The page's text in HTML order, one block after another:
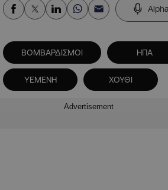
ΒΟΜΒΑΡΔΙΣΜΟΙ ΗΠΑ
ΥΕΜΕΝΗ ΧΟΥΘΙ
Advertisement